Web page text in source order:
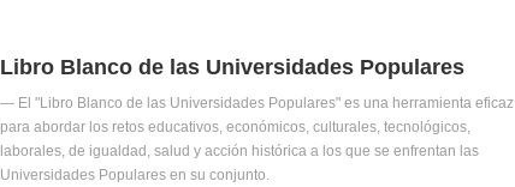
Libro Blanco de las Universidades Populares
El "Libro Blanco de las Universidades Populares" es una herramienta eficaz
para abordar los retos educativos, económicos, culturales, tecnológicos,
laborales, de igualdad, salud y acción histórica a los que se enfrentan las
Universidades Populares en su conjunto.